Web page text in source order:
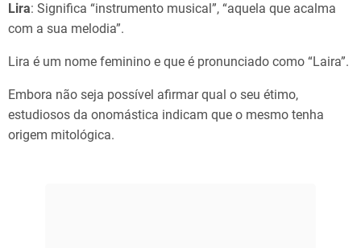
Lira: Significa “instrumento musical”, “aquela que acalma
com a sua melodia”.
Lira é um nome feminino e que é pronunciado como “Laira”.
Embora não seja possível afirmar qual o seu étimo,
estudiosos da onomástica indicam que o mesmo tenha
origem mitológica.